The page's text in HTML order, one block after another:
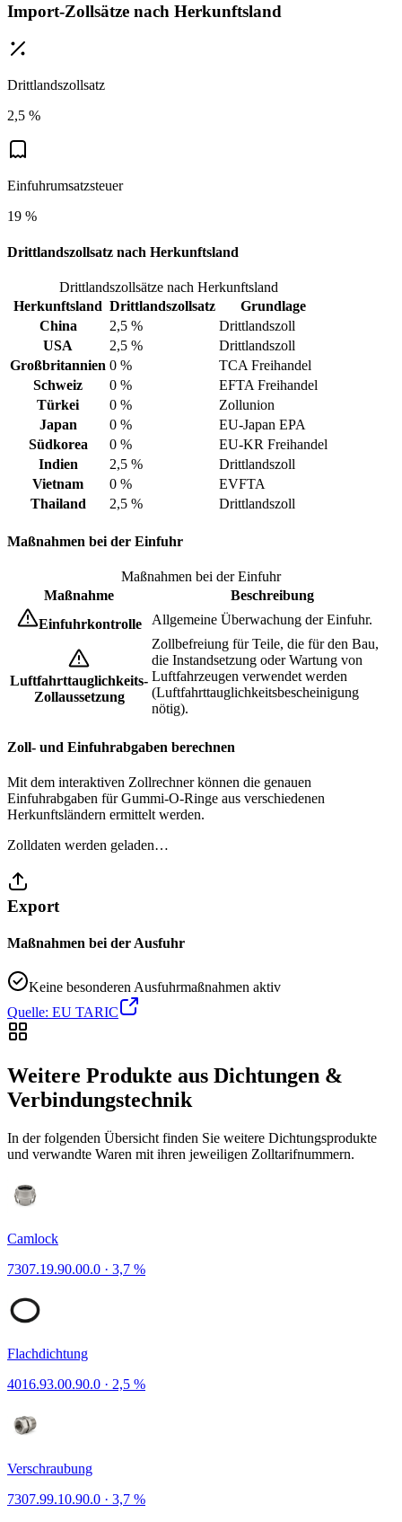
Import-Zollsätze nach Herkunftsland
Drittlandszollsatz
2,5 %
Einfuhrumsatzsteuer
19 %
Drittlandszollsatz nach Herkunftsland
Drittlandszollsätze nach Herkunftsland
Herkunftsland Drittlandszollsatz
Grundlage
China
2,5 %
Drittlandszoll
USA
2,5 %
Drittlandszoll
Großbritannien 0 %
TCA Freihandel
Schweiz
0 %
EFTA Freihandel
Türkei
0 %
Zollunion
Japan
0 %
EU-Japan EPA
Südkorea
0 %
EU-KR Freihandel
Indien
2,5 %
Drittlandszoll
Vietnam
0 %
EVFTA
Thailand
2,5 % Drittlandszoll
Maßnahmen bei der Einfuhr
Maßnahmen bei der Einfuhr
Maßnahme
Beschreibung
Einfuhrkontrolle
Allgemeine Überwachung der Einfuhr.
Luftfahrttauglichkeits-
Zollaussetzung
Zollbefreiung für Teile, die für den Bau,
die Instandsetzung oder Wartung von
Luftfahrzeugen verwendet werden
(Luftfahrttauglichkeitsbescheinigung
nötig).
Zoll- und Einfuhrabgaben berechnen
Mit dem interaktiven Zollrechner können die genauen
Einfuhrabgaben für Gummi-O-Ringe aus verschiedenen
Herkunftsländern ermittelt werden.
Zolldaten werden geladen…
Export
Maßnahmen bei der Ausfuhr
Keine besonderen Ausfuhrmaßnahmen aktiv
Quelle: EU TARIC
Weitere Produkte aus Dichtungen &
Verbindungstechnik
In der folgenden Übersicht finden Sie weitere Dichtungsprodukte
und verwandte Waren mit ihren jeweiligen Zolltarifnummern.
Camlock
7307.19.90.00.0 · 3,7 %
Flachdichtung
4016.93.00.90.0 · 2,5 %
Verschraubung
7307.99.10.90.0 · 3,7 %